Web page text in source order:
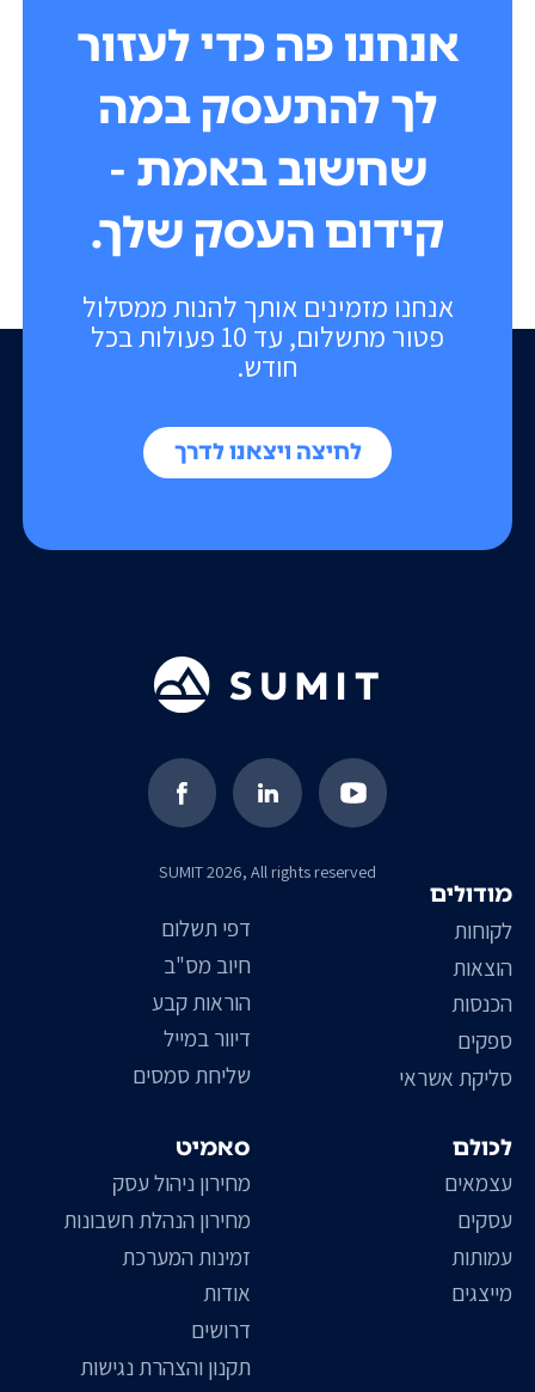
אנחנו מזמינים אותך להנות ממסלול
פטור מתשלום, עד 10 פעולות בכל
חודש.
לחיצה ויצאנו לדרך
אנחנו פה כדי לעזור
לך להתעסק במה
שחשוב באמת -
קידום העסק שלך.
SUMIT 2026, All rights reserved
סאמיט
מחירון ניהול עסק
מחירון הנהלת חשבונות
זמינות המערכת
אודות
דרושים
תקנון והצהרת נגישות
דפי תשלום
חיוב מס"ב
הוראות קבע
דיוור במייל
שליחת סמסים
מודולים
לקוחות
הוצאות
הכנסות
ספקים
סליקת אשראי
לכולם
עצמאים
עסקים
עמותות
מייצגים